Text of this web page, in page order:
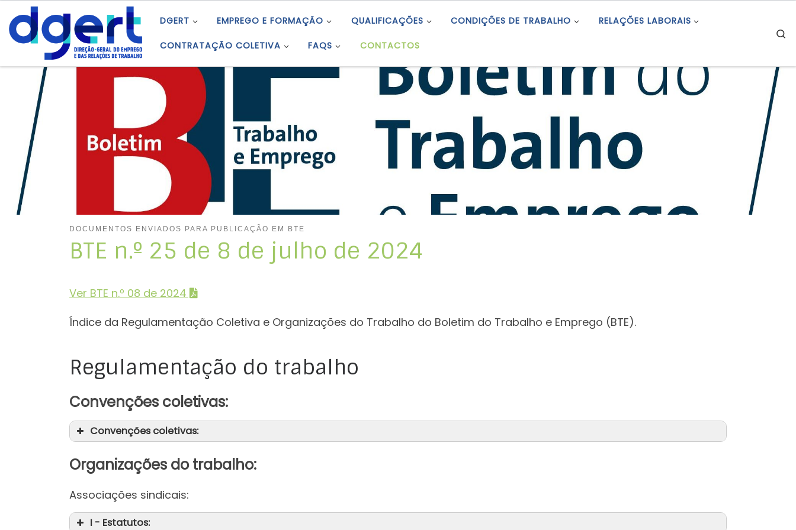
Skip to content DGERT EMPREGO E FORMAÇÃO QUALIFICAÇÕES CONDIÇÕES DE TRABALHO RELAÇÕES LABORAIS
CONTRATAÇÃO COLETIVA FAQS CONTACTOS
DOCUMENTOS ENVIADOS PARA PUBLICAÇÃO EM BTE
BTE n.º 25 de 8 de julho de 2024
Ver BTE n.º 08 de 2024
Índice da Regulamentação Coletiva e Organizações do Trabalho do Boletim do Trabalho e Emprego (BTE).
Regulamentação do trabalho
Convenções coletivas:
Convenções coletivas:
Organizações do trabalho:
Associações sindicais:
I - Estatutos: